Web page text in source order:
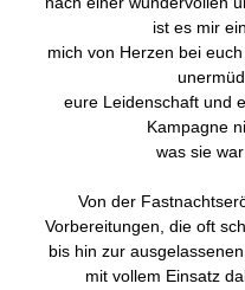
ist es mir
mich von Herzen bei
eure Leidenschaft und
Kampagne
was sie
Von der
Vorbereitungen, die oft
bis hin zur
mit vollem Einsatz